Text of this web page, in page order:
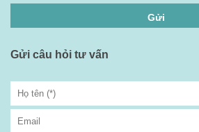
Gửi câu hỏi tư vấn